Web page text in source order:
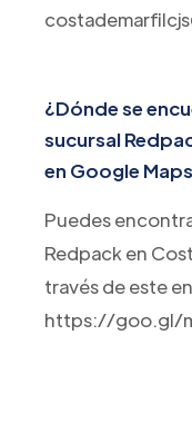
¿Dónde se
sucursal
en Google
Puedes
Redpack en
través de este
https://goo.gl/